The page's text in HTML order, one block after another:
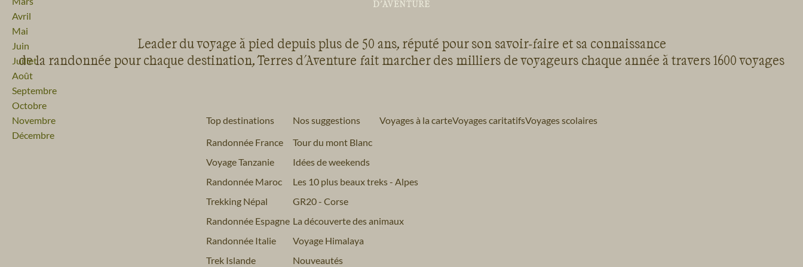
Avril
Mai
Juin
Juillet
Août
Septembre
Octobre
Novembre
Décembre
Leader du voyage à pied depuis plus de 50 ans, réputé pour son savoir-faire et sa connaissance
de la randonnée pour chaque destination, Terres d'Aventure fait marcher des milliers de voyageurs chaque année à travers 1600 voyages
Top destinations
Randonnée France
Voyage Tanzanie
Randonnée Maroc
Trekking Népal
Randonnée Espagne
Randonnée Italie
Trek Islande
Nos suggestions
Tour du mont Blanc
Idées de weekends
Les 10 plus beaux treks - Alpes
GR20 - Corse
La découverte des animaux
Voyage Himalaya
Nouveautés
Voyages à la carteVoyages caritatifsVoyages scolaires